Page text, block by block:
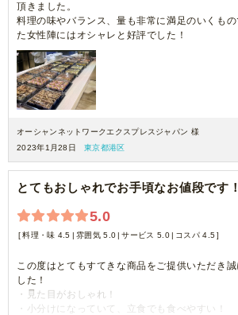
頂きました。
料理の味やバランス、量も非常に満足のいくも
た女性陣にはオシャレと好評でした！
オーシャンネットワークエクスプレスジャパン 様
2023年1月28日
東京都港区
とてもおしゃれでお手頃なお値段です！
5.0
料理・味 4.5 雰囲気 5.0 サービス 5.0 コスパ 4.5
この度はとてもすてきな商品をご提供いただき
した！
・見た目がおしゃれ！
・小分けになっていて、立食でも食べやすい！